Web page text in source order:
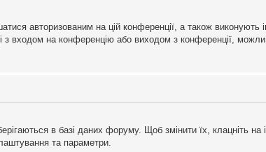
авторизованим на цій конференції, а також виконують
з входом на конференцію або виходом з конференції,
в базі даних форуму. Щоб змінити їх, клацніть на
та параметри.